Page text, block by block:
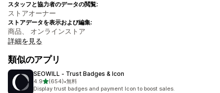
スタッフと協力者のデータの閲覧:
ストアオーナー
ストアデータを表示および編集:
商品、 オンラインストア
詳細を見る
類似のアプリ
SEOWILL ‑ Trust Badges & Icon
4.95つ星中
(654)
合計レビュー数：654件
•無料
Display trust badges and payment Icon to boost sales.